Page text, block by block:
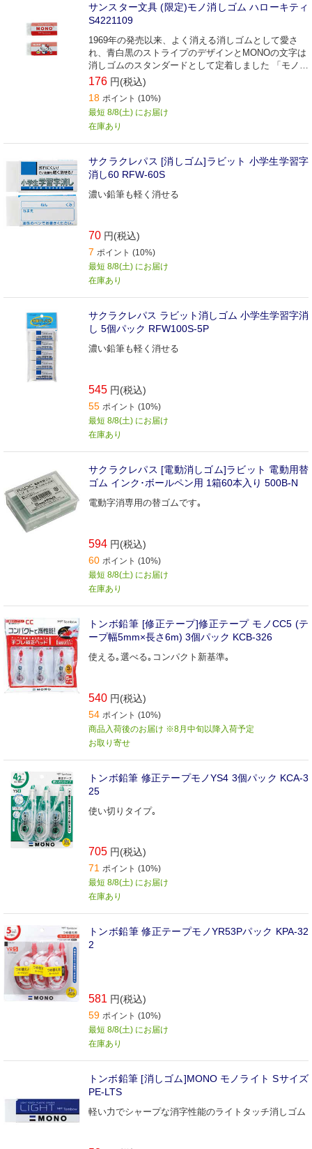
サンスター文具 (限定)モノ消しゴム ハローキティ
S4221109
1969年の発売以来、よく消える消しゴムとして愛さ
れ、青白黒のストライプのデザインとMONOの文字は
消しゴムのスタンダードとして定着しました 「モノ消
しゴム」
176 円(税込)
18 ポイント (10%)
最短 8/8(土) にお届け
在庫あり
サクラクレパス [消しゴム]ラビット 小学生学習字
消し60 RFW-60S
濃い鉛筆も軽く消せる
70 円(税込)
7 ポイント (10%)
最短 8/8(土) にお届け
在庫あり
サクラクレパス ラビット消しゴム 小学生学習字消
し 5個パック RFW100S-5P
濃い鉛筆も軽く消せる
545 円(税込)
55 ポイント (10%)
最短 8/8(土) にお届け
在庫あり
サクラクレパス [電動消しゴム]ラビット 電動用替
ゴム インク･ボールペン用 1箱60本入り 500B-N
電動字消専用の替ゴムです｡
594 円(税込)
60 ポイント (10%)
最短 8/8(土) にお届け
在庫あり
トンボ鉛筆 [修正テープ]修正テープ モノCC5 (テ
ープ幅5mm×長さ6m) 3個パック KCB-326
使える｡選べる｡コンパクト新基準｡
540 円(税込)
54 ポイント (10%)
商品入荷後のお届け ※8月中旬以降入荷予定
お取り寄せ
トンボ鉛筆 修正テープモノYS4 3個パック KCA-3
25
使い切りタイプ｡
705 円(税込)
71 ポイント (10%)
最短 8/8(土) にお届け
在庫あり
トンボ鉛筆 修正テープモノYR53Pパック KPA-32
2
581 円(税込)
59 ポイント (10%)
最短 8/8(土) にお届け
在庫あり
トンボ鉛筆 [消しゴム]MONO モノライト Sサイズ
PE-LTS
軽い力でシャープな消字性能のライトタッチ消しゴム